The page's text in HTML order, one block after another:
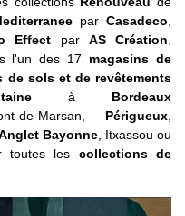
par Casadeco
Effect par AS Création
l'un des 17 magasins de
de sols et de revêtements
à Bordeaux
de-Marsan, Périgueux
Bayonne, Itxassou ou
toutes les collections de